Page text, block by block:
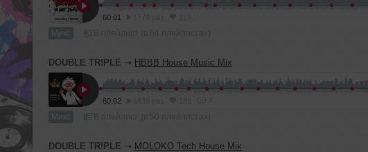
60:01
Микс
DOUBLE TR!PLE ➝ HBBB House Music Mix
60:02
Микс
DOUBLE TR!PLE ➝ MOLOKO Tech House Mix